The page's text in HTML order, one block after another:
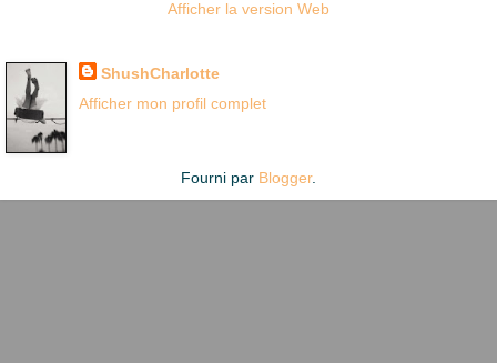
Afficher la version Web
ShushCharlotte
Afficher mon profil complet
Fourni par Blogger.